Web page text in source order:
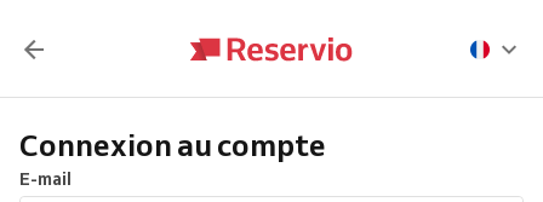
Connexion au compte
E-mail